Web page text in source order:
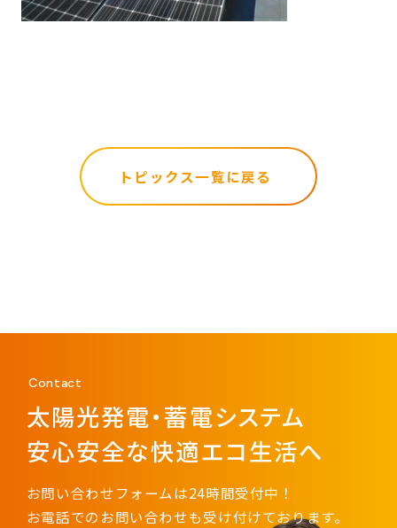
トピックス一覧に戻る
Contact
太陽光発電・蓄電システム
安心安全な快適エコ生活へ
お問い合わせフォームは24時間受付中！
お電話でのお問い合わせも受け付けております。